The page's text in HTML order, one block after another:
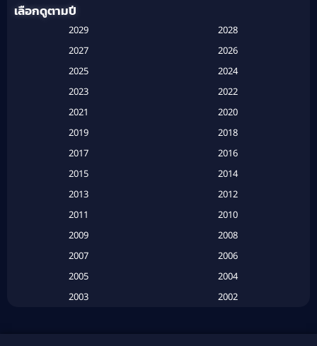
Based on a True Story สร้างจากเรื่องจริง(2)
Based on a True Story เรื่องจริง (20)
เลือกดูตามปี
2029
2028
2027
2026
2025
2024
2023
2022
2021
2020
2019
2018
2017
2016
2015
2014
2013
2012
2011
2010
2009
2008
2007
2006
2005
2004
2003
2002